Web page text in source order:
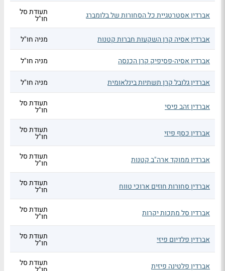
אברדין אסטרטגיית כל הסחורות של בלומברג תעודת סל
חו"ל
אברדין אסיה קרן השקעות חברות קטנות
מניה חו"ל
אברדין אסיה-פסיפיק קרן הכנסה מניה חו"ל
אברדין גלובל קרן תשתיות בינלאומית מניה חו"ל
אברדין זהב פיסי תעודת סל
חו"ל
אברדין כסף פיזי תעודת סל
חו"ל
אברדין ממוקד ארה"ב קטנות תעודת סל
חו"ל
אברדין סחורות חוזים ארוכי טווח תעודת סל
חו"ל
אברדין סל מתכות יקרות תעודת סל
חו"ל
אברדין פלדיום פיזי תעודת סל
חו"ל
אברדין פלטינה פיזית תעודת סל